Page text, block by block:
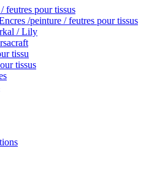
feutres pour tissus
/peinture / feutres pour tissus
/ Lily
tissu
tissus